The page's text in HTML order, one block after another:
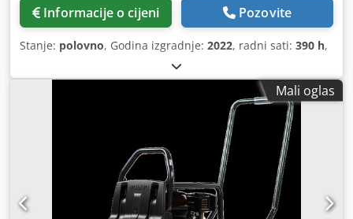
Informacije o cijeni Pozovite
Stanje: polovno, Godina izgradnje: 2022, radni sati: 390 h,
Mali oglas